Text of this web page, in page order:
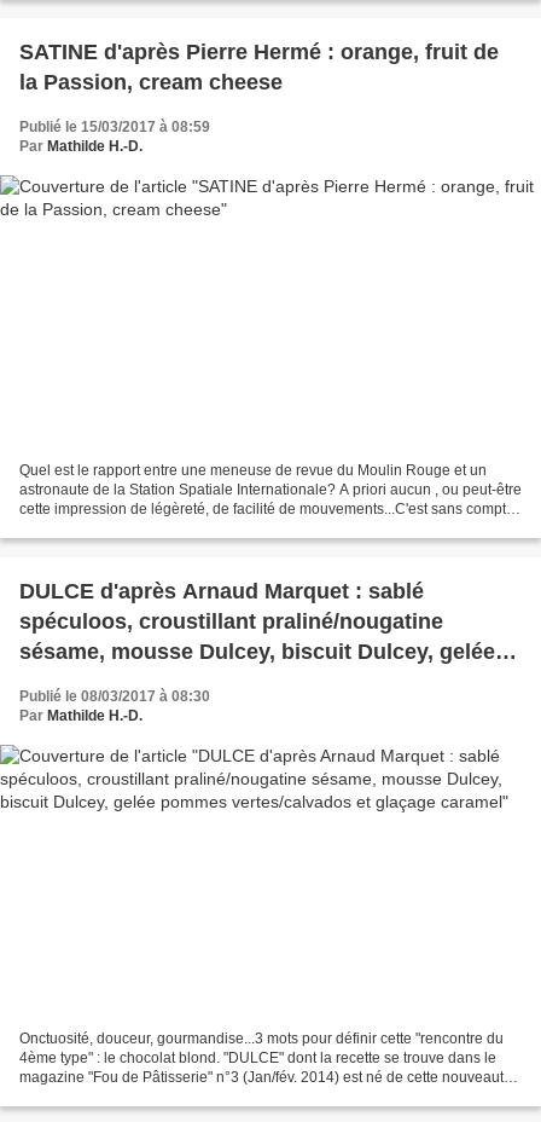
SATINE d'après Pierre Hermé : orange, fruit de
la Passion, cream cheese
Publié le 15/03/2017 à 08:59
Par Mathilde H.-D.
Quel est le rapport entre une meneuse de revue du Moulin Rouge et un
astronaute de la Station Spatiale Internationale? A priori aucun , ou peut-être
cette impression de légèreté, de facilité de mouvements...C'est sans compter
DULCE d'après Arnaud Marquet : sablé
spéculoos, croustillant praliné/nougatine
sésame, mousse Dulcey, biscuit Dulcey, gelée
Publié le 08/03/2017 à 08:30
Par Mathilde H.-D.
Onctuosité, douceur, gourmandise...3 mots pour définir cette "rencontre du
4ème type" : le chocolat blond. "DULCE" dont la recette se trouve dans le
magazine "Fou de Pâtisserie" n°3 (Jan/fév. 2014) est né de cette nouveauté